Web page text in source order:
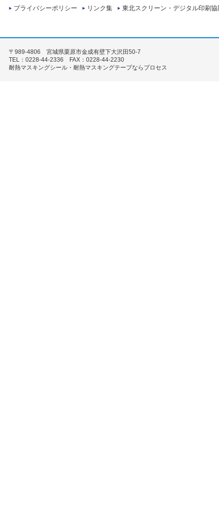
プライバシーポリシー リンク集 東北スクリーン・デジタル印刷協
〒989-4806 宮城県栗原市金成有壁下大沢田50-7
TEL：0228-44-2336 FAX：0228-44-2230
耐熱マスキングシール・耐熱マスキングテープならプロセス